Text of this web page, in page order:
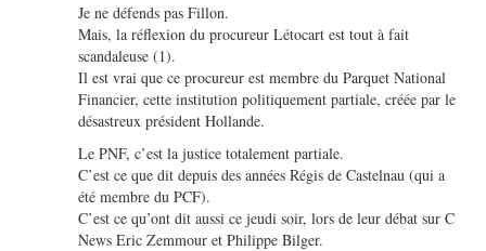
Je ne défends pas Fillon.
Mais, la réflexion du procureur Létocart est tout à fait
scandaleuse (1).
Il est vrai que ce procureur est membre du Parquet National
Financier, cette institution politiquement partiale, créée par le
désastreux président Hollande.
Le PNF, c’est la justice totalement partiale.
C’est ce que dit depuis des années Régis de Castelnau (qui a
été membre du PCF).
C’est ce qu’ont dit aussi ce jeudi soir, lors de leur débat sur C
News Eric Zemmour et Philippe Bilger.